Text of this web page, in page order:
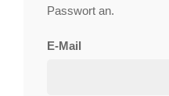
Passwort an.
E-Mail